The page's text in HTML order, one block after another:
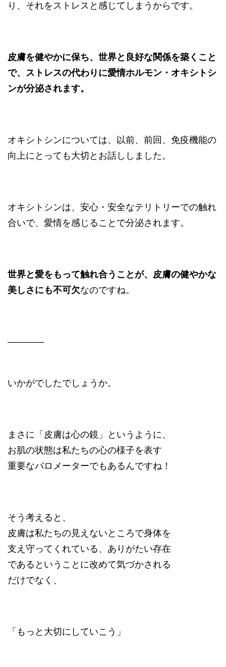
り、それをストレスと感じてしまうからです。
皮膚を健やかに保ち、世界と良好な関係を築くこと
で、ストレスの代わりに愛情ホルモン・オキシトシ
ンが分泌されます。
オキシトシンについては、以前、前回、免疫機能の
向上にとっても大切とお話ししました。
オキシトシンは、安心・安全なテリトリーでの触れ
合いで、愛情を感じることで分泌されます。
世界と愛をもって触れ合うことが、皮膚の健やかな
美しさにも不可欠なのですね。
――――
いかがでしたでしょうか。
まさに「皮膚は心の鏡」というように、
お肌の状態は私たちの心の様子を表す
重要なバロメーターでもあるんですね！
そう考えると、
皮膚は私たちの見えないところで身体を
支え守ってくれている、ありがたい存在
であるということに改めて気づかされる
だけでなく、
「もっと大切にしていこう」